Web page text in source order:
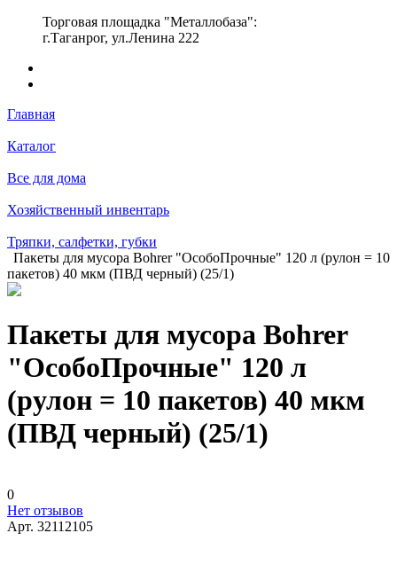
Торговая площадка "Металлобаза":
г.Таганрог, ул.Ленина 222
Главная
Каталог
Все для дома
Хозяйственный инвентарь
Тряпки, салфетки, губки
Пакеты для мусора Bohrer "ОсобоПрочные" 120 л (рулон = 10
пакетов) 40 мкм (ПВД черный) (25/1)
Пакеты для мусора Bohrer
"ОсобоПрочные" 120 л
(рулон = 10 пакетов) 40 мкм
(ПВД черный) (25/1)
0
Нет отзывов
Арт. 32112105